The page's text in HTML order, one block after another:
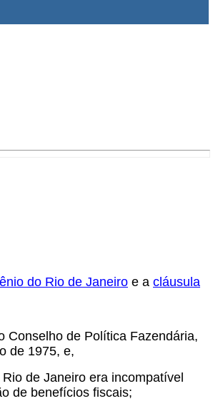
do Rio de Janeiro e a cláusula
Conselho de Política Fazendária,
de 1975, e,
de Janeiro era incompatível
de benefícios fiscais;